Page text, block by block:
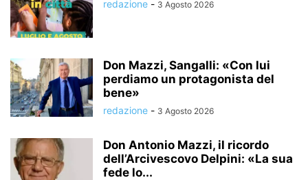
redazione - 3 Agosto 2026
Don Mazzi, Sangalli: «Con lui
perdiamo un protagonista del
bene»
redazione - 3 Agosto 2026
Don Antonio Mazzi, il ricordo
dell’Arcivescovo Delpini: «La sua
fede lo...